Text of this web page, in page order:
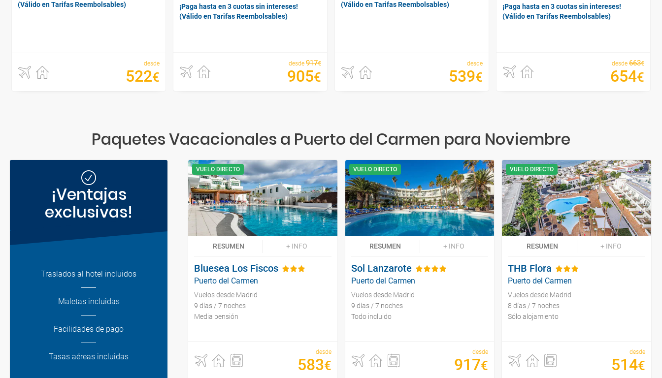
(Válido en Tarifas Reembolsables)
desde
522€
¡Paga hasta en 3 cuotas sin intereses!
(Válido en Tarifas Reembolsables)
desde 917€
905€
(Válido en Tarifas Reembolsables)
desde
539€
¡Paga hasta en 3 cuotas sin intereses!
(Válido en Tarifas Reembolsables)
desde 663€
654€
Paquetes Vacacionales a Puerto del Carmen para Noviembre
¡Ventajas
exclusivas!
Traslados al hotel incluidos
Maletas incluidas
Facilidades de pago
Tasas aéreas incluidas
VUELO DIRECTO
RESUMEN + INFO
Bluesea Los Fiscos
Puerto del Carmen
Vuelos desde Madrid
9 días / 7 noches
Media pensión
desde
583€
VUELO DIRECTO
RESUMEN + INFO
Sol Lanzarote
Puerto del Carmen
Vuelos desde Madrid
9 días / 7 noches
Todo incluido
desde
917€
VUELO DIRECTO
RESUMEN + INFO
THB Flora
Puerto del Carmen
Vuelos desde Madrid
8 días / 7 noches
Sólo alojamiento
desde
514€